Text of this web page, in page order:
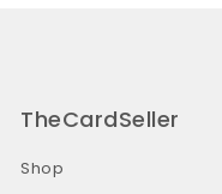
TheCardSeller
Shop